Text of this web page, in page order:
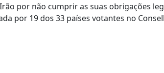
por não cumprir as suas obrigações
por 19 dos 33 países votantes no